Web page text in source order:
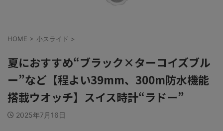
HOME > 小スライド >
夏におすすめ“ブラック×ターコイズブル
ー”など【程よい39mm、300m防水機能
搭載ウオッチ】スイス時計“ラドー”
2025年7月16日